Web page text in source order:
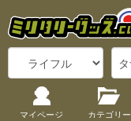
マイページ カテゴリー